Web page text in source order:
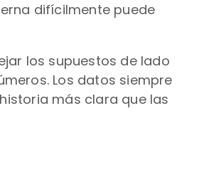
difícilmente puede
los supuestos de lado
Los datos siempre
más clara que las